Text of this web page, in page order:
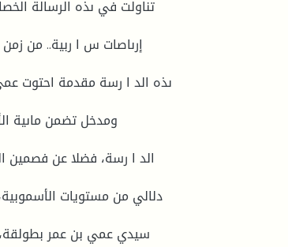
تناولت في ىذه الرسالة
إرىاصات س ا ربية.. من
ىذه الد ا رسة مقدمة احتوت
ومدخل تضمن ماىية
الد ا رسة، فضلا عن فصمين
دلالي من مستويات
سيدي عمي بن عمر بطولقة،